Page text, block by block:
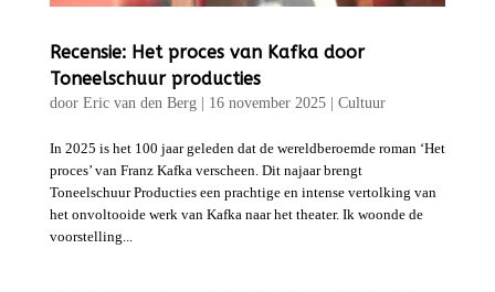
Recensie: Het proces van Kafka door
Toneelschuur producties
door Eric van den Berg| 16 november 2025| Cultuur
In 2025 is het 100 jaar geleden dat de wereldberoemde roman ‘Het
proces’ van Franz Kafka verscheen. Dit najaar brengt
Toneelschuur Producties een prachtige en intense vertolking van
het onvoltooide werk van Kafka naar het theater. Ik woonde de
voorstelling...